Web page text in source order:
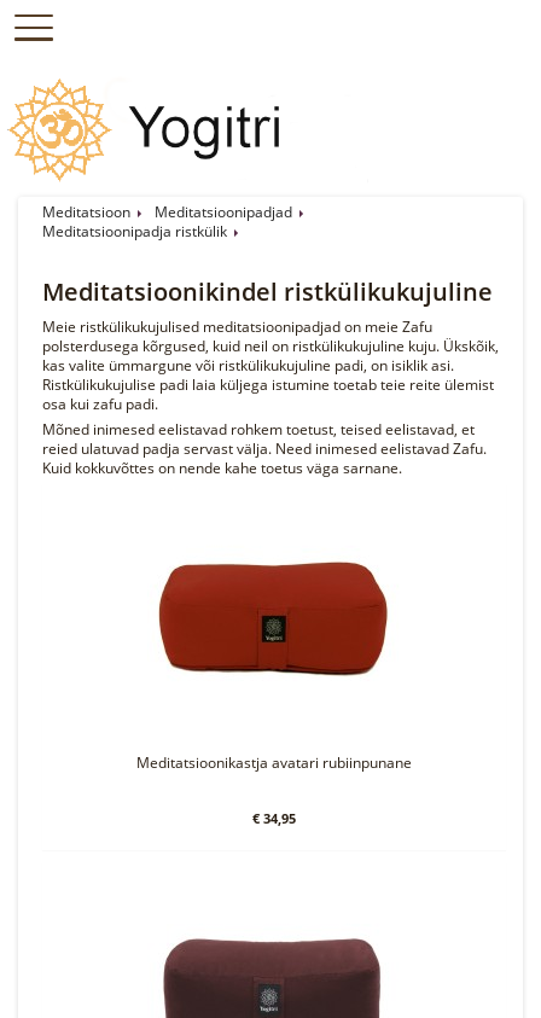
Meditatsioon
Meditatsioonipadjad
Meditatsioonipadja ristkülik
Meditatsioonikindel ristkülikukujuline
Meie ristkülikukujulised meditatsioonipadjad on meie Zafu
polsterdusega kõrgused, kuid neil on ristkülikukujuline kuju. Ükskõik,
kas valite ümmargune või ristkülikukujuline padi, on isiklik asi.
Ristkülikukujulise padi laia küljega istumine toetab teie reite ülemist
osa kui zafu padi.
Mõned inimesed eelistavad rohkem toetust, teised eelistavad, et
reied ulatuvad padja servast välja. Need inimesed eelistavad Zafu.
Kuid kokkuvõttes on nende kahe toetus väga sarnane.
Meditatsioonikastja avatari rubiinpunane
€ 34,95